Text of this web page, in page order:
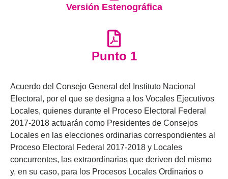
Versión Estenográfica
Punto 1
Acuerdo del Consejo General del Instituto Nacional
Electoral, por el que se designa a los Vocales Ejecutivos
Locales, quienes durante el Proceso Electoral Federal
2017-2018 actuarán como Presidentes de Consejos
Locales en las elecciones ordinarias correspondientes al
Proceso Electoral Federal 2017-2018 y Locales
concurrentes, las extraordinarias que deriven del mismo
y, en su caso, para los Procesos Locales Ordinarios o